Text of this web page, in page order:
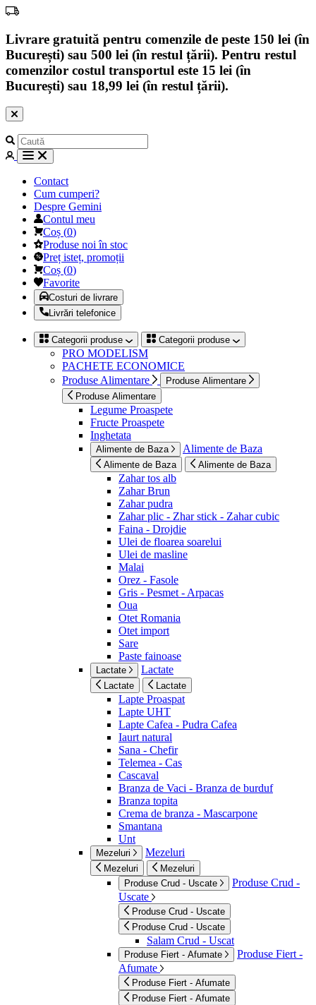
Livrare gratuită pentru comenzile de peste 150 lei (în
București) sau 500 lei (în restul țării). Pentru restul
comenzilor costul transportul este 15 lei (în
București) sau 18,99 lei (în restul țării).
Contact
Cum cumperi?
Despre Gemini
Contul meu
Coș (0)
Produse noi în stoc
Preț isteț, promoții
Coș (0)
Favorite
Costuri de livrare
Livrări telefonice
Categorii produse Categorii produse
PRO MODELISM
PACHETE ECONOMICE
Produse Alimentare
Produse Alimentare
Produse Alimentare
Legume Proaspete
Fructe Proaspete
Inghetata
Alimente de Baza Alimente de Baza
Alimente de Baza Alimente de Baza
Zahar tos alb
Zahar Brun
Zahar pudra
Zahar plic - Zhar stick - Zahar cubic
Faina - Drojdie
Ulei de floarea soarelui
Ulei de masline
Malai
Orez - Fasole
Gris - Pesmet - Arpacas
Oua
Otet Romania
Otet import
Sare
Paste fainoase
Lactate Lactate
Lactate Lactate
Lapte Proaspat
Lapte UHT
Lapte Cafea - Pudra Cafea
Iaurt natural
Sana - Chefir
Telemea - Cas
Cascaval
Branza de Vaci - Branza de burduf
Branza topita
Crema de branza - Mascarpone
Smantana
Unt
Mezeluri Mezeluri
Mezeluri
Mezeluri
Produse Crud - Uscate
Produse Crud -
Uscate
Produse Crud - Uscate
Produse Crud - Uscate
Salam Crud - Uscat
Produse Fiert - Afumate
Produse Fiert -
Afumate
Produse Fiert - Afumate
Produse Fiert - Afumate